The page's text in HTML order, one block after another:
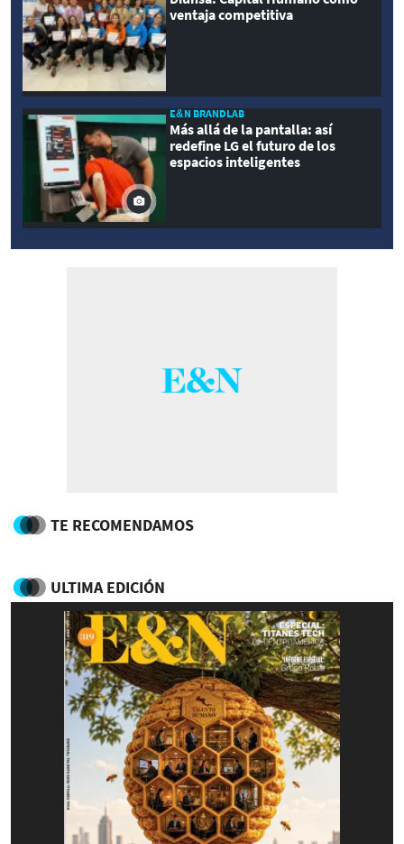
ventaja competitiva
E&N BRANDLAB
Más allá de la pantalla: así
redefine LG el futuro de los
espacios inteligentes
TE RECOMENDAMOS
ULTIMA EDICIÓN